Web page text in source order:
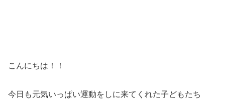
こんにちは！！
今日も元気いっぱい運動をしに来てくれた子どもたち